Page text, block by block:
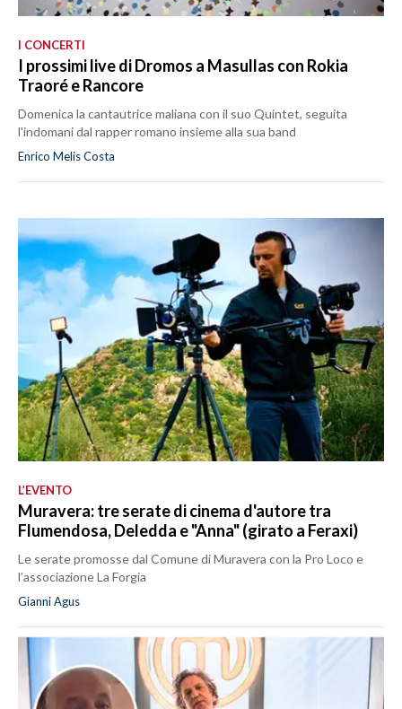
I CONCERTI
I prossimi live di Dromos a Masullas con Rokia
Traoré e Rancore
Domenica la cantautrice maliana con il suo Quintet, seguita
l'indomani dal rapper romano insieme alla sua band
Enrico Melis Costa
L’EVENTO
Muravera: tre serate di cinema d'autore tra
Flumendosa, Deledda e "Anna" (girato a Feraxi)
Le serate promosse dal Comune di Muravera con la Pro Loco e
l’associazione La Forgia
Gianni Agus